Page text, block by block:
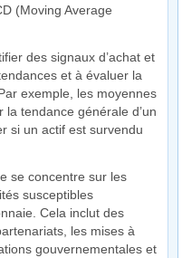
(Moving Average
des signaux d’achat et
et à évaluer la
exemple, les moyennes
tendance générale d’un
si un actif est survendu
se concentre sur les
susceptibles
Cela inclut des
les mises à
gouvernementales et